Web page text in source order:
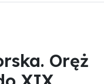
Oręż